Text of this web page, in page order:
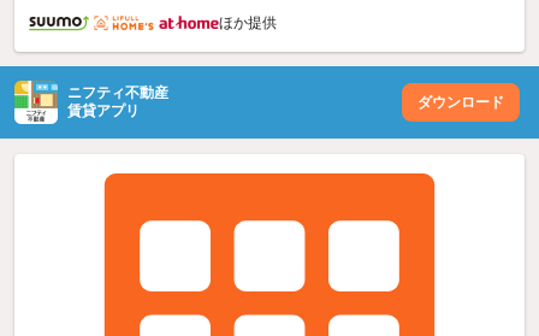
ほか提供
ニフティ不動産
賃貸アプリ
ダウンロード